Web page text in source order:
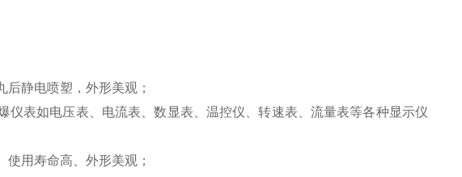
静电喷塑，外形美观；
仪表如电压表、电流表、数显表、温控仪、转速表、流量表等各种显示仪
用寿命高、外形美观；